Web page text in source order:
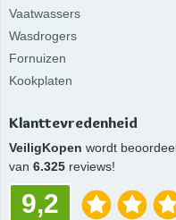
Vaatwassers
Wasdrogers
Fornuizen
Kookplaten
Klanttevredenheid
VeiligKopen wordt
van 6.325 reviews!
9,2